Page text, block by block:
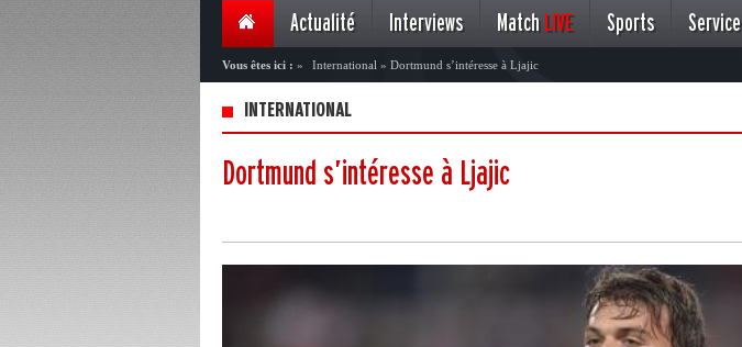
Actualité Interviews Match LIVE Sports Service
Vous êtes ici : » International » Dortmund s’intéresse à Ljajic
INTERNATIONAL
Dortmund s’intéresse à Ljajic